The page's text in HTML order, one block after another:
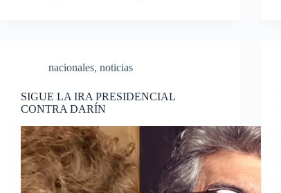
nacionales, noticias
SIGUE LA IRA PRESIDENCIAL
CONTRA DARÍN